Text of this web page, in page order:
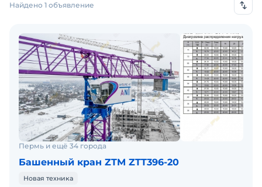
Найдено 1 объявление
Пермь и ещё 34 города
Башенный кран ZTM ZTT396-20
Новая техника